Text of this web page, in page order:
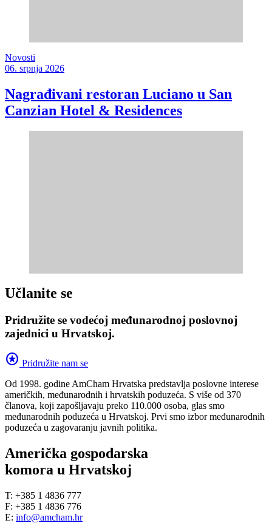
Novosti
06. srpnja 2026
Nagrađivani restoran Luciano u San
Canzian Hotel & Residences
Učlanite se
Pridružite se vodećoj međunarodnoj poslovnoj
zajednici u Hrvatskoj.
stars Pridružite nam se
Od 1998. godine AmCham Hrvatska predstavlja poslovne interese
američkih, međunarodnih i hrvatskih poduzeća. S više od 370
članova, koji zapošljavaju preko 110.000 osoba, glas smo
međunarodnih poduzeća u Hrvatskoj. Prvi smo izbor međunarodnih
poduzeća u zagovaranju javnih politika.
Američka gospodarska
komora u Hrvatskoj
T: +385 1 4836 777
F: +385 1 4836 776
E: info@amcham.hr